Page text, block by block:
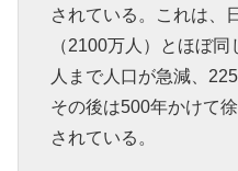
されている。これは、
（2100万人）とほぼ
人まで人口が急減、
その後は500年かけて
されている。